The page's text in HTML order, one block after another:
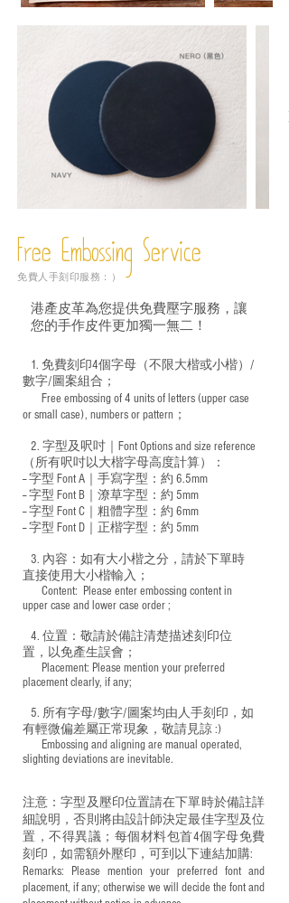
Free Embossing Service
免費人手刻印服務：）
港產皮革為您提供免費壓字服務，讓
您的手作皮件更加獨一無二！
1. 免費刻印4個字母（不限大楷或小楷）/
數字/圖案組合；
Free embossing of 4 units of letters (upper case
or small case), numbers or pattern；
2. 字型及呎吋｜ Font Options and size reference
（所有呎吋以大楷字母高度計算）：
-- 字型 Font A｜手寫字型：約 6.5mm
-- 字型 Font B｜潦草字型： 約 5mm
-- 字型 Font C｜粗體字型：約 6mm
-- 字型 Font D｜正楷字型： 約 5mm
3. 內容：如有大小楷之分，請於下單時
直接使用大小楷輸入；
​ Content: Please enter embossing content in
upper case and lower case order ;
4. 位置：敬請於備註清楚描述刻印位
置，以免產生誤會；
​ Placement: Please mention your preferred
placement clearly, if any;
5. 所有字母/數字/圖案均由人手刻印，如
有輕微偏差屬正常現象，敬請見諒 :)
​ Embossing and aligning are manual operated,
slighting deviations are inevitable.
注意：字型及壓印位置請在下單時於備註詳
細說明，否則將由設計師決定最佳字型及位
置，不得異議；每個材料包首4個字母免費
刻印，如需額外壓印，可到以下連結加購:
Remarks: Please mention your preferred font and
placement, if any; otherwise we will decide the font and